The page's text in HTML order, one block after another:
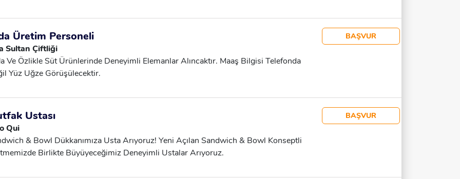
Özen Gösteren İş Disiplinine Sahip İş Tanımı Misafirleri Güler Yüzle
Servis Süreçlerini Eksiksiz Ve Düzenli Şekilde Yürütmek Masa Düzeni Ve Hijyen
Dikkat Etmek Misafir Memnuniyetini Ön Planda Tutmak Çalışma Şartları Çalışma
12:00 – 22:00 Haftada 1 Gün Izin Sigorta Yapılmaktadır Maaş: 30.000 TL Başvuru
Mesaj Yoluyla Başvuru Yapan Adaylara Daha Hızlı Dönüş Sağlanacaktır.
Üretim Personeli
Sultan Çiftliği
Ve Özlikle Süt Ürünlerinde Deneyimli Elemanlar Alıncaktır. Maaş Bilgisi Telefonda
Yüz Uğze Görüşülecektir.
BAŞVUR
Ustası
Qui
& Bowl Dükkanımıza Usta Arıyoruz! Yeni Açılan Sandwich & Bowl Konseptli
Birlikte Büyüyeceğimiz Deneyimli Ustalar Arıyoruz.
BAŞVUR